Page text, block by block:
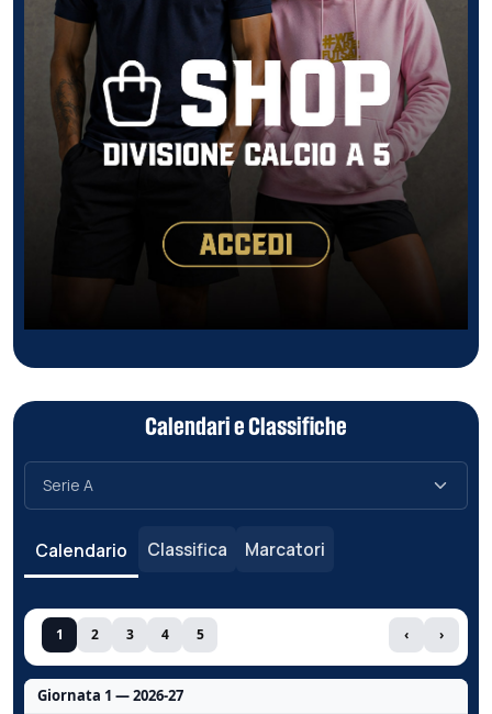
Calendari e Classifiche
Calendario Classifica Marcatori
1 2 3 4 5 ‹ ›
Giornata 1 — 2026-27